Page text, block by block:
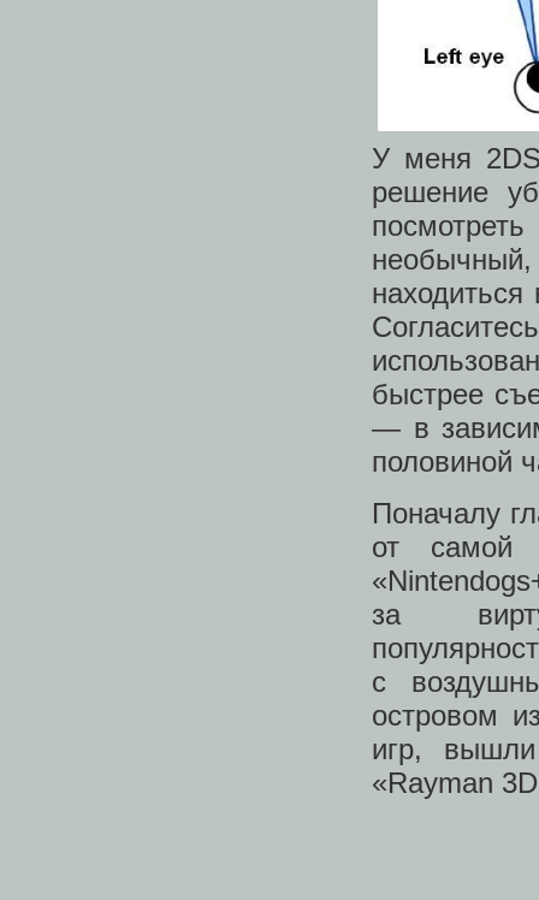
У меня
решение
быстрее
— в
половиной
Поначалу
от самой
за
с
островом
игр,
«Rayman